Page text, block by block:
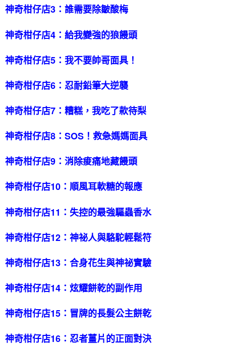
神奇柑仔店3：誰需要除皺酸梅
神奇柑仔店4：給我變強的狼饅頭
神奇柑仔店5：我不要帥哥面具！
神奇柑仔店6：忍耐鉛筆大逆襲
神奇柑仔店7：糟糕，我吃了款待梨
神奇柑仔店8：SOS！救急媽媽面具
神奇柑仔店9：消除痠痛地藏饅頭
神奇柑仔店10：順風耳軟糖的報應
神奇柑仔店11：失控的最強驅蟲香水
神奇柑仔店12：神祕人與駱駝輕鬆符
神奇柑仔店13：合身花生與神祕實驗
神奇柑仔店14：炫耀餅乾的副作用
神奇柑仔店15：冒牌的長髮公主餅乾
神奇柑仔店16：忍者薑片的正面對決